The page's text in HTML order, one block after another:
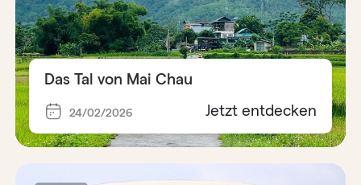
Das Tal von Mai Chau
24/02/2026 Jetzt entdecken